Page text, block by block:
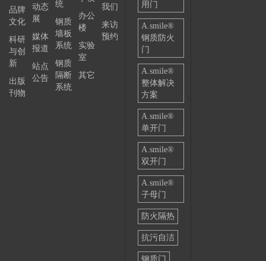
品牌
文化
科研
与创
新
出版
刊物
动态
展
媒体
报道
站点
公告
统
钢质
墙板
系统
钢质
隔断
系统
办公
楼
实验
室
其它
我们
来访
预约
用门
A.smile®
钢质防火
门
A.smile®
整体解决
方案
A.smile®
单开门
A.smile®
双开门
A.smile®
子母门
防火隔热
抗污自洁
钢质门